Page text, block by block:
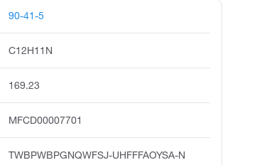
90-41-5
C12H11N
169.23
MFCD00007701
TWBPWBPGNQWFSJ-UHFFFAOYSA-N